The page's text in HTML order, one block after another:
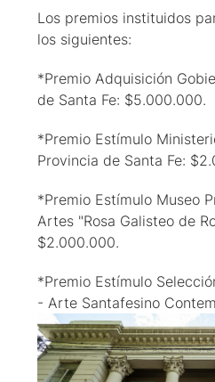
Los premios instituidos
los siguientes:
*Premio Adquisición
de Santa Fe: $5.000.000.
*Premio Estímulo
Provincia de Santa Fe:
*Premio Estímulo Museo
Artes "Rosa Galisteo de
$2.000.000.
*Premio Estímulo
- Arte Santafesino